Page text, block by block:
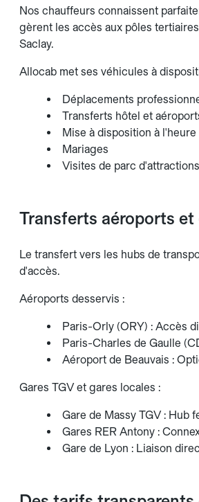
Nos chauffeurs connaissent
gèrent les accès aux pôles
Saclay.
Allocab met ses véhicules à
Déplacements
Transferts hôtel et
Mise à disposition à l'heure
Mariages
Visites de parc
Transferts aéroports et
Le transfert vers les hubs de
d'accès.
Aéroports desservis :
Paris-Orly (ORY) : Accès
Paris-Charles de Gaulle
Aéroport de Beauvais :
Gares TGV et gares locales :
Gare de Massy TGV : Hub
Gares RER Antony :
Gare de Lyon : Liaison